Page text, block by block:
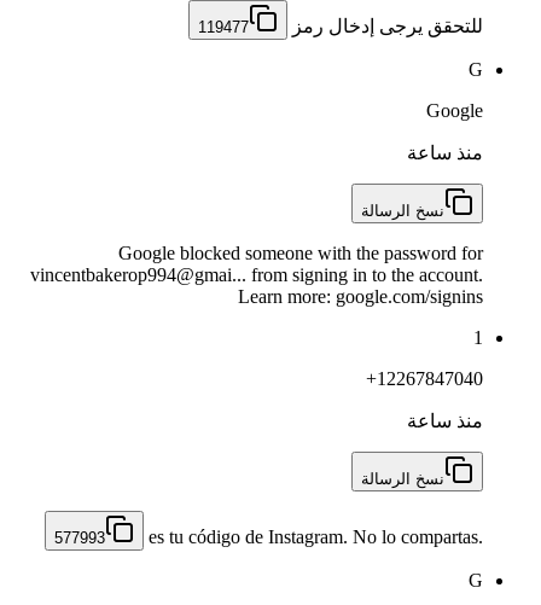
للتحقق يرجى إدخال رمز 119477
G
Google
منذ ساعة
نسخ الرسالة
Google blocked someone with the password for
vincentbakerop994@gmai... from signing in to the account.
Learn more: google.com/signins
1
+12267847040
منذ ساعة
نسخ الرسالة
577993 es tu código de Instagram. No lo compartas.
G